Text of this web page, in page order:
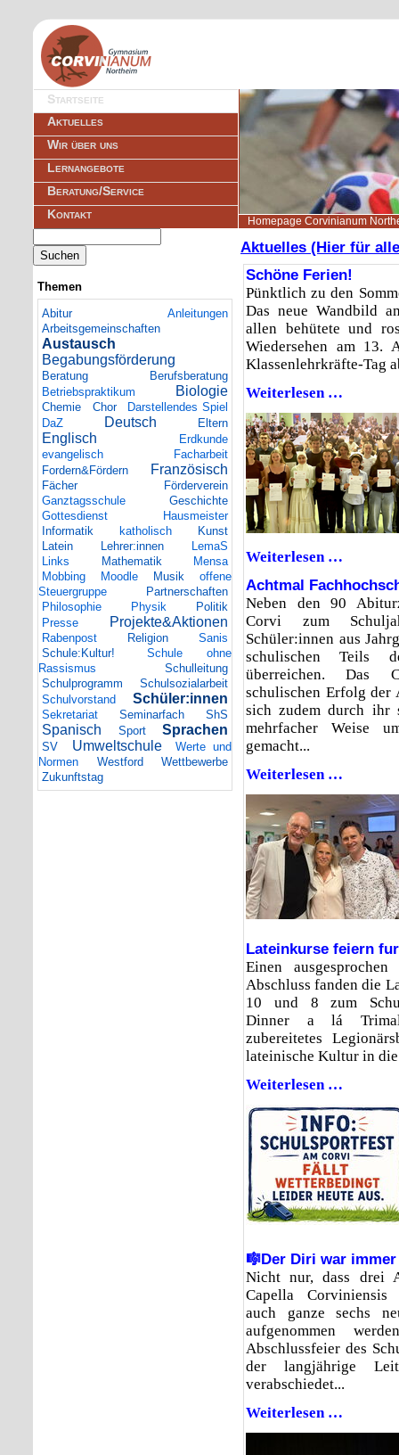
Navigation
überspringen
Startseite
Aktuelles
Wir über uns
Lernangebote
Beratung/Service
Kontakt
Homepage Corvinianum
Aktuelles (Hier für
Schöne Ferien!
Pünktlich zu den
Das neue Wandbild
allen behütete und
Wiedersehen am 13.
Klassenlehrkräfte-Tag
Weiterlesen …
Weiterlesen …
Achtmal
Neben den 90
Corvi zum
Schüler:innen aus
schulischen Teils
überreichen. Das
schulischen Erfolg der
sich zudem durch ihr
mehrfacher Weise
gemacht...
Weiterlesen …
Lateinkurse feiern
Einen
Abschluss fanden die
10 und 8 zum
Dinner a lá
zubereitetes
lateinische Kultur in
Weiterlesen …
furioses
Finale
🎼Der Diri war
Nicht nur, dass drei
Capella Corviniensis
auch ganze sechs
aufgenommen
Abschlussfeier des
der langjährige
verabschiedet...
Weiterlesen …
Suchen
Themen
Abitur
Anleitungen
Arbeitsgemeinschaften
Austausch
Begabungsförderung
Beratung
Berufsberatung
Betriebspraktikum
Biologie
Chemie Chor
Darstellendes Spiel
DaZ
Deutsch Eltern
Englisch
Erdkunde
evangelisch
Facharbeit
Fordern&Fördern
Französisch
Fächer
Förderverein
Ganztagsschule
Geschichte
Gottesdienst
Hausmeister
Informatik
katholisch
Kunst
Latein
Lehrer:innen
LemaS
Links
Mathematik
Mensa
Mobbing
Moodle Musik
offene
Steuergruppe
Partnerschaften
Philosophie
Physik
Politik
Presse
Projekte&Aktionen
Rabenpost Religion
Sanis
Schule:Kultur!
Schule ohne
Rassismus
Schulleitung
Schulprogramm
Schulsozialarbeit
Schulvorstand
Schüler:innen
Sekretariat Seminarfach ShS
Spanisch Sport Sprachen
SV Umweltschule
Werte und
Normen
Westford
Wettbewerbe
Zukunftstag